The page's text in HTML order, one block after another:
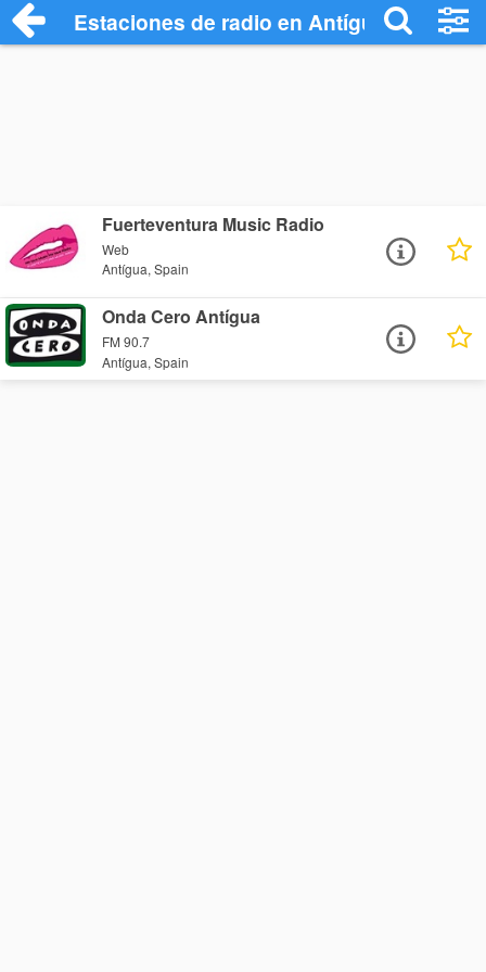
Estaciones de radio en Antígua -
Fuerteventura Music Radio
Web
Antígua, Spain
Onda Cero Antígua
FM 90.7
Antígua, Spain